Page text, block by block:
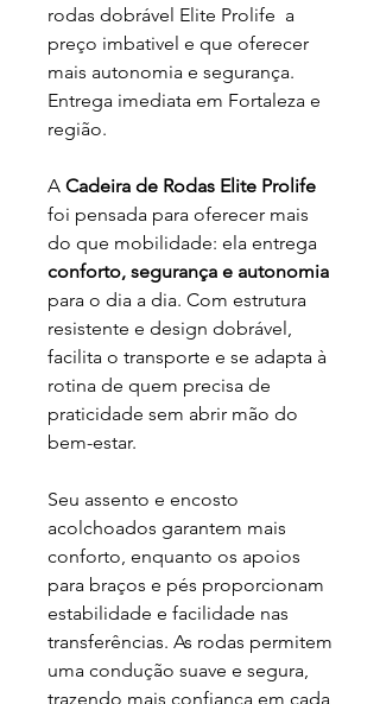
rodas dobrável Elite Prolife a
preço imbativel e que oferecer
mais autonomia e segurança.
Entrega imediata em Fortaleza e
região.
A Cadeira de Rodas Elite Prolife
foi pensada para oferecer mais
do que mobilidade: ela entrega
conforto, segurança e autonomia
para o dia a dia. Com estrutura
resistente e design dobrável,
facilita o transporte e se adapta à
rotina de quem precisa de
praticidade sem abrir mão do
bem-estar.
Seu assento e encosto
acolchoados garantem mais
conforto, enquanto os apoios
para braços e pés proporcionam
estabilidade e facilidade nas
transferências. As rodas permitem
uma condução suave e segura,
trazendo mais confiança em cada